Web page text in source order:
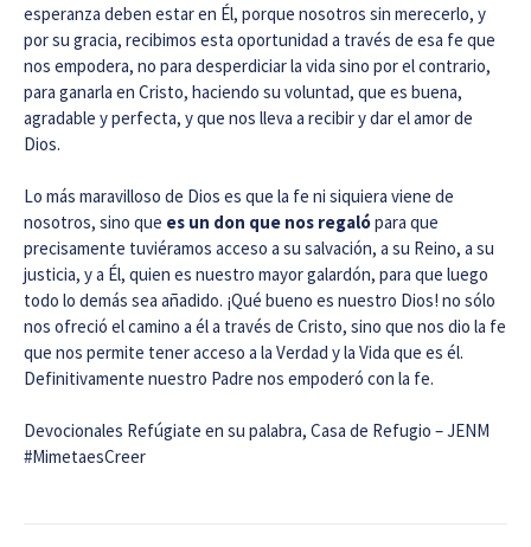
esperanza deben estar en Él, porque nosotros sin merecerlo, y
por su gracia, recibimos esta oportunidad a través de esa fe que
nos empodera, no para desperdiciar la vida sino por el contrario,
para ganarla en Cristo, haciendo su voluntad, que es buena,
agradable y perfecta, y que nos lleva a recibir y dar el amor de
Dios.
Lo más maravilloso de Dios es que la fe ni siquiera viene de
nosotros, sino que es un don que nos regalópara que
precisamente tuviéramos acceso a su salvación, a su Reino, a su
justicia, y a Él, quien es nuestro mayor galardón, para que luego
todo lo demás sea añadido. ¡Qué bueno es nuestro Dios! no sólo
nos ofreció el camino a él a través de Cristo, sino que nos dio la fe
que nos permite tener acceso a la Verdad y la Vida que es él.
Definitivamente nuestro Padre nos empoderó con la fe.
Devocionales Refúgiate en su palabra, Casa de Refugio – JENM
#MimetaesCreer